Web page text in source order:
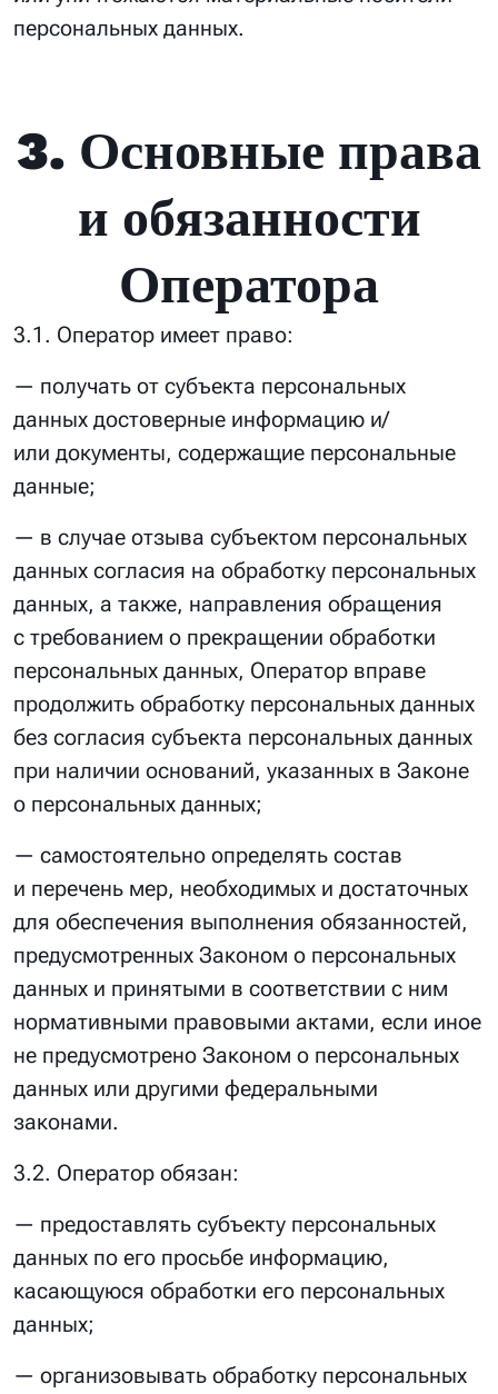
персональных данных.
3. Основные права
и обязанности
Оператора
3.1. Оператор имеет право:
— получать от субъекта персональных
данных достоверные информацию и/
или документы, содержащие персональные
данные;
— в случае отзыва субъектом персональных
данных согласия на обработку персональных
данных, а также, направления обращения
с требованием о прекращении обработки
персональных данных, Оператор вправе
продолжить обработку персональных данных
без согласия субъекта персональных данных
при наличии оснований, указанных в Законе
о персональных данных;
— самостоятельно определять состав
и перечень мер, необходимых и достаточных
для обеспечения выполнения обязанностей,
предусмотренных Законом о персональных
данных и принятыми в соответствии с ним
нормативными правовыми актами, если иное
не предусмотрено Законом о персональных
данных или другими федеральными
законами.
3.2. Оператор обязан:
— предоставлять субъекту персональных
данных по его просьбе информацию,
касающуюся обработки его персональных
данных;
— организовывать обработку персональных